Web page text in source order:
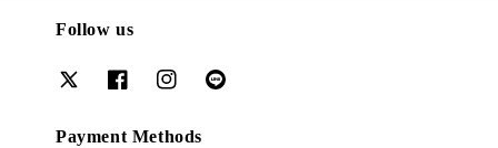
Follow us
Payment Methods